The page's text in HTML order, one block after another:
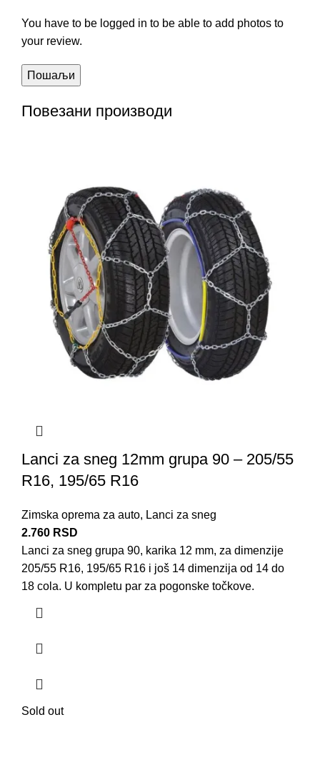
You have to be logged in to be able to add photos to
your review.
Повезани производи
Lanci za sneg 12mm grupa 90 – 205/55
R16, 195/65 R16
Zimska oprema za auto, Lanci za sneg
2.760 RSD
Lanci za sneg grupa 90, karika 12 mm, za dimenzije
205/55 R16, 195/65 R16 i još 14 dimenzija od 14 do
18 cola. U kompletu par za pogonske točkove.
Sold out